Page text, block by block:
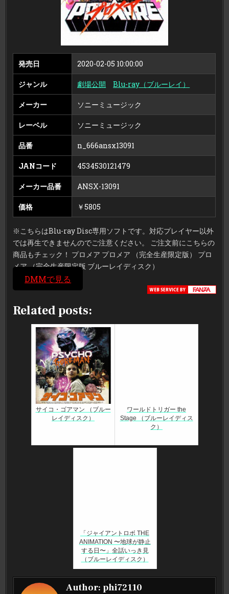
発売日 2020-02-05 10:00:00
ジャンル 劇場公開 Blu-ray（ブルーレイ）
メーカー ソニーミュージック
レーベル ソニーミュージック
品番 n_666ansx13091
JANコード 4534530121479
メーカー品番 ANSX-13091
価格 ￥5805
※こちらはBlu-ray Disc専用ソフトです。対応プレイヤー以外
では再生できませんのでご注意ください。 ご注文前にこちらの
商品もチェック！ プロメア プロメア （完全生産限定版） プロ
メア （完全生産限定版 ブルーレイディスク）
DMMで見る
Related posts:
サイコ・ゴアマン （ブルー
レイディスク）
ワールドトリガー the
Stage （ブルーレイディス
ク）
「ジャイアントロボ THE
ANIMATION 〜地球が静止
する日〜」全話いっき見
（ブルーレイディスク）
Author: phi72110